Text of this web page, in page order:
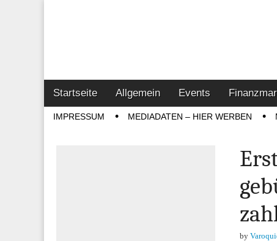
Main
menu
Skip
to
content
Startseite Allgemein Events
SubIMPRESSUM MEDIADATEN – HIER WERBEN
by